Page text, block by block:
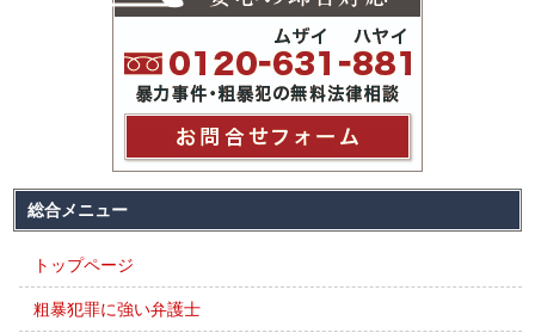
総合メニュー
トップページ
粗暴犯罪に強い弁護士